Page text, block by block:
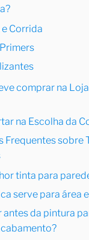
e Corrida
comprar na
na Escolha da
Frequentes sobre
tinta para
serve para área
antes da pintura